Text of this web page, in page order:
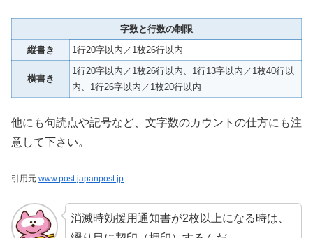
字数と行数の制限
縦書き
1行20字以内／1枚26行以内
横書き
1行20字以内／1枚26行以内、1行13字以内／1枚40行以
内、1行26字以内／1枚20行以内
他にも句読点や記号など、文字数のカウントの仕方にも注
意して下さい。
引用元:www.post.japanpost.jp
消滅時効援用通知書が2枚以上になる時は、